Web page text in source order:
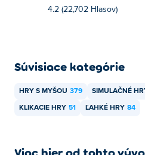
4.2 (22,702 Hlasov)
Súvisiace kategórie
HRY S MYŠOU 379 SIMULAČNÉ
KLIKACIE HRY 51 ĽAHKÉ HRY 84
Viac hier od tohto